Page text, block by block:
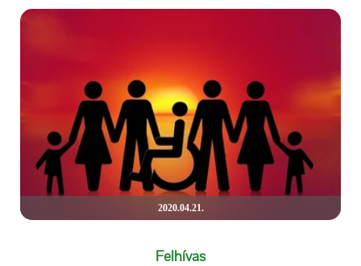
2020.04.21.
Felhívás